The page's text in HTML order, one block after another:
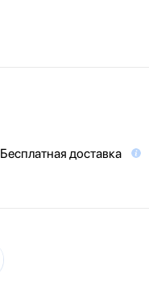
Бесплатная доставка